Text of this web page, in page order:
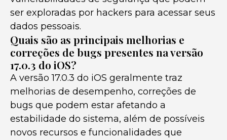
ser exploradas por hackers para acessar seus
dados pessoais.
Quais são as principais melhorias e
correções de bugs presentes na versão
17.0.3 do iOS?
A versão 17.0.3 do iOS geralmente traz
melhorias de desempenho, correções de
bugs que podem estar afetando a
estabilidade do sistema, além de possíveis
novos recursos e funcionalidades que